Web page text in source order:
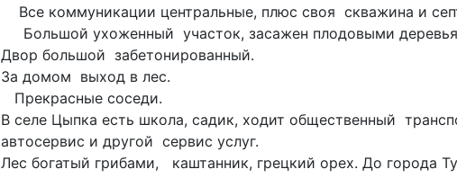
Все коммуникации центральные, плюс своя скважина и
Большой ухоженный участок, засажен плодовыми
Двор большой забетонированный.
За домом выход в лес.
Прекрасные соседи.
В селе Цыпка есть школа, садик, ходит общественный
автосервис и другой сервис услуг.
Лес богатый грибами, каштанник, грецкий орех. До города